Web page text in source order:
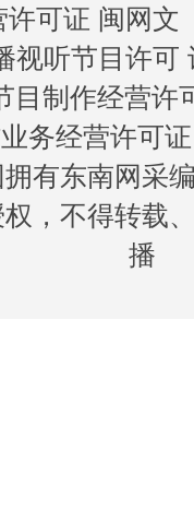
许可证 闽网文
视听节目许可
目制作经营许
务经营许可
有东南网采
，不得转载
播